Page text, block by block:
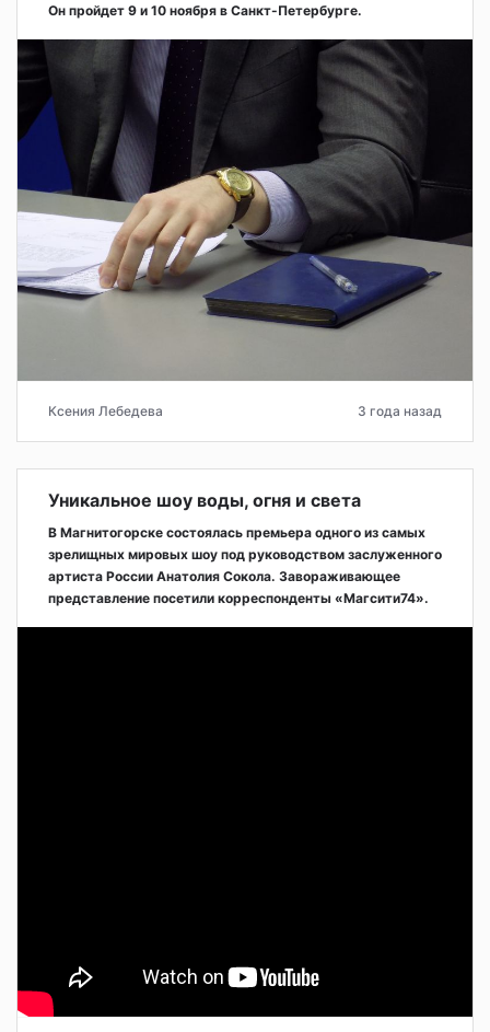
Он пройдет 9 и 10 ноября в Санкт-Петербурге.
Ксения Лебедева 3 года назад
Уникальное шоу воды, огня и света
В Магнитогорске состоялась премьера одного из самых
зрелищных мировых шоу под руководством заслуженного
артиста России Анатолия Сокола. Завораживающее
представление посетили корреспонденты «Магсити74».